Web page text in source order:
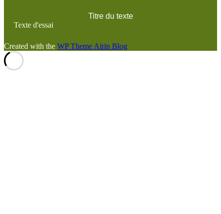
Titre du texte
Texte d'essai
Created with the WP Theme Airin Blog